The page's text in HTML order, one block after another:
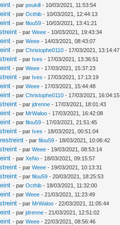
- parpoukill - 10/03/2021, 11:53:54
- parOcthib - 10/03/2021, 12:44:13
- parfilou59 - 10/03/2021, 13:41:21
- parWeee - 10/03/2021, 19:43:34
- parWeee - 14/03/2021, 08:43:07
- parChristophe0110 - 17/03/2021, 13:14:47
- par Ives - 17/03/2021, 13:36:51
- parWeee - 17/03/2021, 15:37:23
- par Ives - 17/03/2021, 17:13:19
- parWeee - 17/03/2021, 15:44:48
- parChristophe0110 - 17/03/2021, 16:04:15
- parjdrenne - 17/03/2021, 18:01:43
- par MrWaloo - 17/03/2021, 16:42:08
- parfilou59 - 17/03/2021, 21:51:45
- par Ives - 18/03/2021, 00:51:04
- parfilou59 - 18/03/2021, 10:06:42
- parWeee - 19/03/2021, 08:53:14
- parXeNo - 18/03/2021, 09:15:57
- parWeee - 19/03/2021, 10:13:31
- parfilou59 - 20/03/2021, 18:25:53
- parOcthib - 18/03/2021, 11:32:00
- parWeee - 21/03/2021, 11:23:49
- par MrWaloo - 22/03/2021, 11:05:44
- parjdrenne - 21/03/2021, 12:51:02
- parWeee - 22/03/2021, 08:56:46